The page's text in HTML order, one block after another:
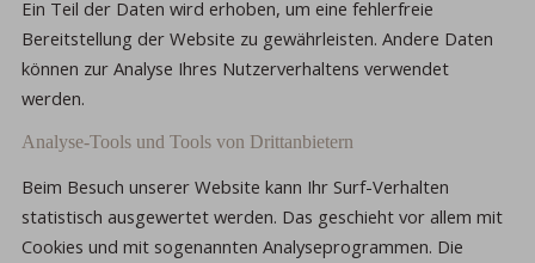
Ein Teil der Daten wird erhoben, um eine fehlerfreie
Bereitstellung der Website zu gewährleisten. Andere Daten
können zur Analyse Ihres Nutzerverhaltens verwendet
werden.
Analyse-Tools und Tools von Drittanbietern
Beim Besuch unserer Website kann Ihr Surf-Verhalten
statistisch ausgewertet werden. Das geschieht vor allem mit
Cookies und mit sogenannten Analyseprogrammen. Die